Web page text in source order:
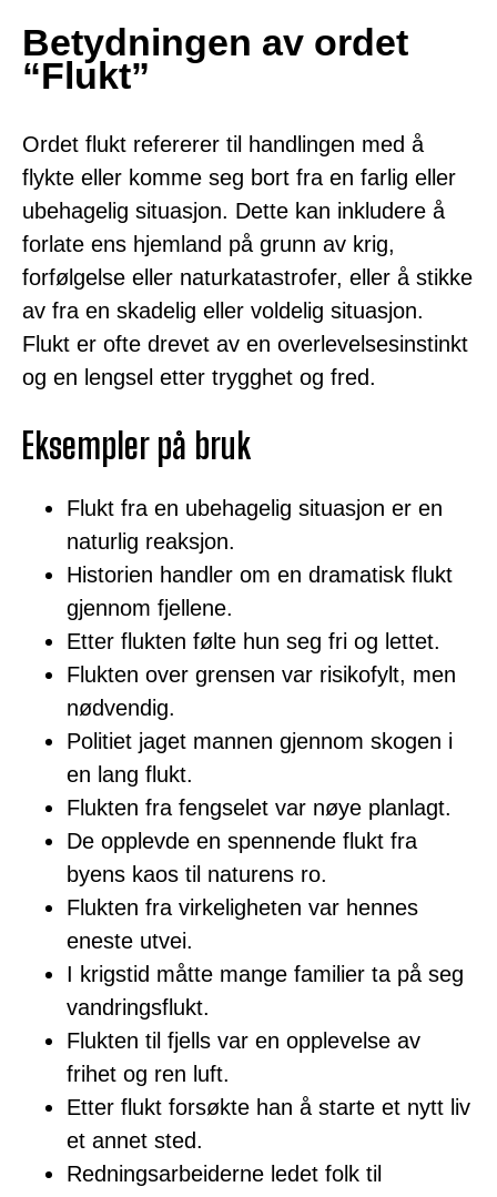
Betydningen av ordet
“Flukt”
Ordet flukt refererer til handlingen med å
flykte eller komme seg bort fra en farlig eller
ubehagelig situasjon. Dette kan inkludere å
forlate ens hjemland på grunn av krig,
forfølgelse eller naturkatastrofer, eller å stikke
av fra en skadelig eller voldelig situasjon.
Flukt er ofte drevet av en overlevelsesinstinkt
og en lengsel etter trygghet og fred.
Eksempler på bruk
Flukt fra en ubehagelig situasjon er en
naturlig reaksjon.
Historien handler om en dramatisk flukt
gjennom fjellene.
Etter flukten følte hun seg fri og lettet.
Flukten over grensen var risikofylt, men
nødvendig.
Politiet jaget mannen gjennom skogen i
en lang flukt.
Flukten fra fengselet var nøye planlagt.
De opplevde en spennende flukt fra
byens kaos til naturens ro.
Flukten fra virkeligheten var hennes
eneste utvei.
I krigstid måtte mange familier ta på seg
vandringsflukt.
Flukten til fjells var en opplevelse av
frihet og ren luft.
Etter flukt forsøkte han å starte et nytt liv
et annet sted.
Redningsarbeiderne ledet folk til